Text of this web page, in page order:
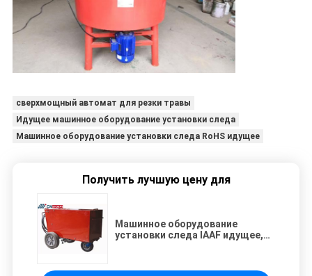
сверхмощный автомат для резки травы
Идущее машинное оборудование установки следа
Машинное оборудование установки следа RoHS идущее
Получить лучшую цену для
Машинное оборудование
установки следа IAAF идущее,